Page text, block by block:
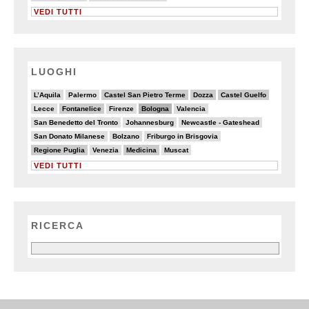
VEDI TUTTI
LUOGHI
L’Aquila
4/20 Palermo
2/20 Castel San Pietro Terme
6/20 Dozza
6/20 Castel Guelfo
6/20
Lecce
2/20 Fontanelice
6/20 Firenze
2/20 Bologna
8/20 Valencia
5/20
San Benedetto del Tronto
3/20 Johannesburg
3/20 Newcastle - Gateshead
3/20
San Donato Milanese
3/20 Bolzano
4/20 Friburgo in Brisgovia
3/20
Regione Puglia
7/20 Venezia
4/20 Medicina
6/20 Muscat
3/20
VEDI TUTTI
RICERCA